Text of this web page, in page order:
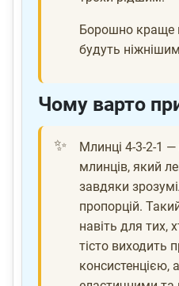
Борошно краще
будуть
Чому варто
Млинці 4-3-2-1
млинців, який
завдяки
пропорцій.
навіть для тих,
тісто виходить
консистенцією,